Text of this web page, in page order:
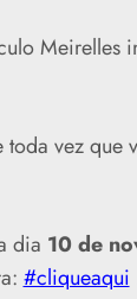
Meirelles
vez que
dia 10 de
#cliqueaqui